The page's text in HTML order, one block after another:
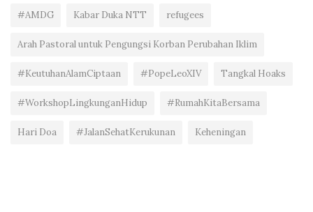
#AMDG Kabar Duka NTT refugees
Arah Pastoral untuk Pengungsi Korban Perubahan Iklim
#KeutuhanAlamCiptaan #PopeLeoXIV Tangkal Hoaks
#WorkshopLingkunganHidup #RumahKitaBersama
Hari Doa #JalanSehatKerukunan Keheningan